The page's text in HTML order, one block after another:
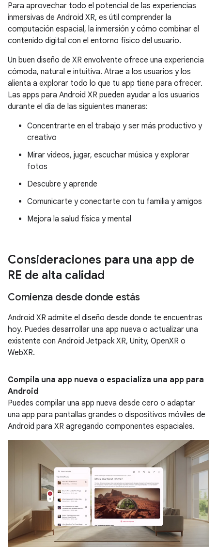
Para aprovechar todo el potencial de las experiencias
inmersivas de Android XR, es útil comprender la
computación espacial, la inmersión y cómo combinar el
contenido digital con el entorno físico del usuario.
Un buen diseño de XR envolvente ofrece una experiencia
cómoda, natural e intuitiva. Atrae a los usuarios y los
alienta a explorar todo lo que tu app tiene para ofrecer.
Las apps para Android XR pueden ayudar a los usuarios
durante el día de las siguientes maneras:
Concentrarte en el trabajo y ser más productivo y
creativo
Mirar videos, jugar, escuchar música y explorar
fotos
Descubre y aprende
Comunicarte y conectarte con tu familia y amigos
Mejora la salud física y mental
Consideraciones para una app de
RE de alta calidad
Comienza desde donde estás
Android XR admite el diseño desde donde te encuentras
hoy. Puedes desarrollar una app nueva o actualizar una
existente con Android Jetpack XR, Unity, OpenXR o
WebXR.
Compila una app nueva o espacializa una app para
Android
Puedes compilar una app nueva desde cero o adaptar
una app para pantallas grandes o dispositivos móviles de
Android para XR agregando componentes espaciales.